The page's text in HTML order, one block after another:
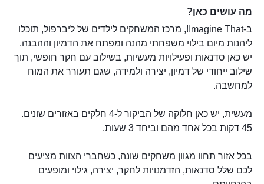
מה עושים כאן?
ב-Imagine That!, מרכז המשחקים לילדים של ליברפול, תוכלו
ליהנות מיום בילוי משפחתי מהנה ומפתח את הדמיון וההבנה.
יש כאן סדנאות ופעילויות מעשיות, בשילוב עם חקר חופשי, תוך
שילוב ייחודי של דמיון, יצירה ולמידה, שגם תעורר את המוח
למחשבה.
מעשית, יש כאן חלוקה של הביקור ל-4 חלקים באזורים שונים.
45 דקות בכל אחד מהם וביחד 3 שעות.
בכל אזור תחוו מגוון משחקים שונה, כשחברי הצוות מציעים
לכם שלל סדנאות, הזדמנויות לחקר, יצירה, גילוי ומופעים